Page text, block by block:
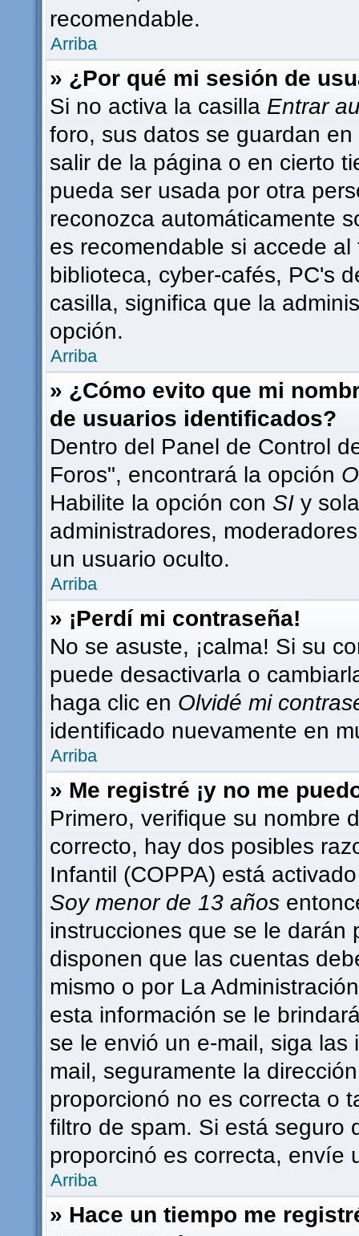
recomendable.
Arriba
» ¿Por qué mi sesión de
Si no activa la casilla Entrar
foro, sus datos se guardan
salir de la página o en cierto
pueda ser usada por otra
reconozca automáticamente
es recomendable si accede
biblioteca, cyber-cafés, PC's
casilla, significa que la
opción.
Arriba
» ¿Cómo evito que mi
de usuarios identificados?
Dentro del Panel de Control
Foros", encontrará la opción
Habilite la opción con SI y
administradores,
un usuario oculto.
Arriba
» ¡Perdí mi contraseña!
No se asuste, ¡calma! Si su
puede desactivarla o
haga clic en Olvidé mi
identificado nuevamente en
Arriba
» Me registré ¡y no me
Primero, verifique su nombre
correcto, hay dos posibles
Infantil (COPPA) está
Soy menor de 13 años
instrucciones que se le darán
disponen que las cuentas
mismo o por La
esta información se le
se le envió un e-mail, siga
mail, seguramente la
proporcionó no es correcta o
filtro de spam. Si está seguro
proporcinó es correcta, envíe
Arriba
» Hace un tiempo me